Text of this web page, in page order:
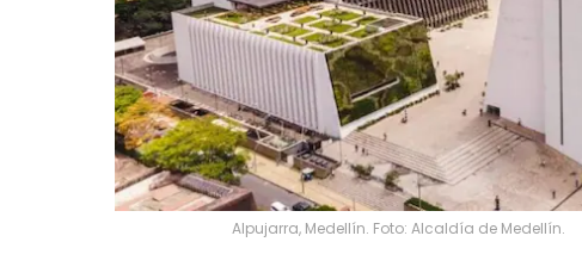
Alpujarra, Medellín. Foto: Alcaldía de Medellín.